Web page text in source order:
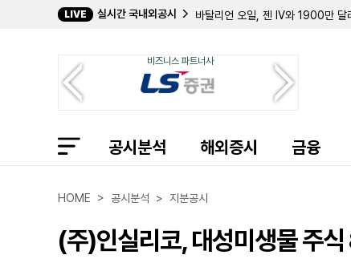
LIVE 실시간 국내외공시
바탈리언 오일, 젠 IV와 1900만 달
크리에이티브 메디컬 테크놀로지,
바이오스템 테크놀로지스, 357만
컴벌랜드 파머슈티컬스, 아포텍스
임믹스 바이오파머, 2분기 순손실
볼리션RX, 린드 글로벌에 보통주
샤프링크, 2분기 순손실 3억
엑스피언360, 2분기 매출 32%
비즈니스 파트너사
공시분석 해외증시 금융
HOME > 공시분석 > 지분공시
(주)인실리코, 대성미생물